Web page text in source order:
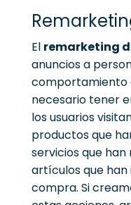
El remarketing
anuncios a
comportamiento
necesario tener
los usuarios
productos que
servicios que
artículos que
compra. Si